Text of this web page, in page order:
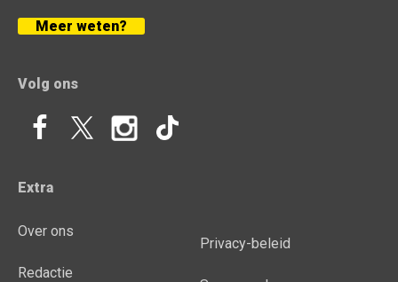
Meer weten?
Volg ons
Extra
Over ons
Redactie
Privacy-beleid